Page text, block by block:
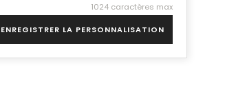
1024 caractères max
ENREGISTRER LA PERSONNALISATION